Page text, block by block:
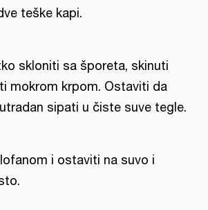
teške kapi.
skloniti sa šporeta, skinuti
mokrom krpom. Ostaviti da
sipati u čiste suve tegle.
i ostaviti na suvo i